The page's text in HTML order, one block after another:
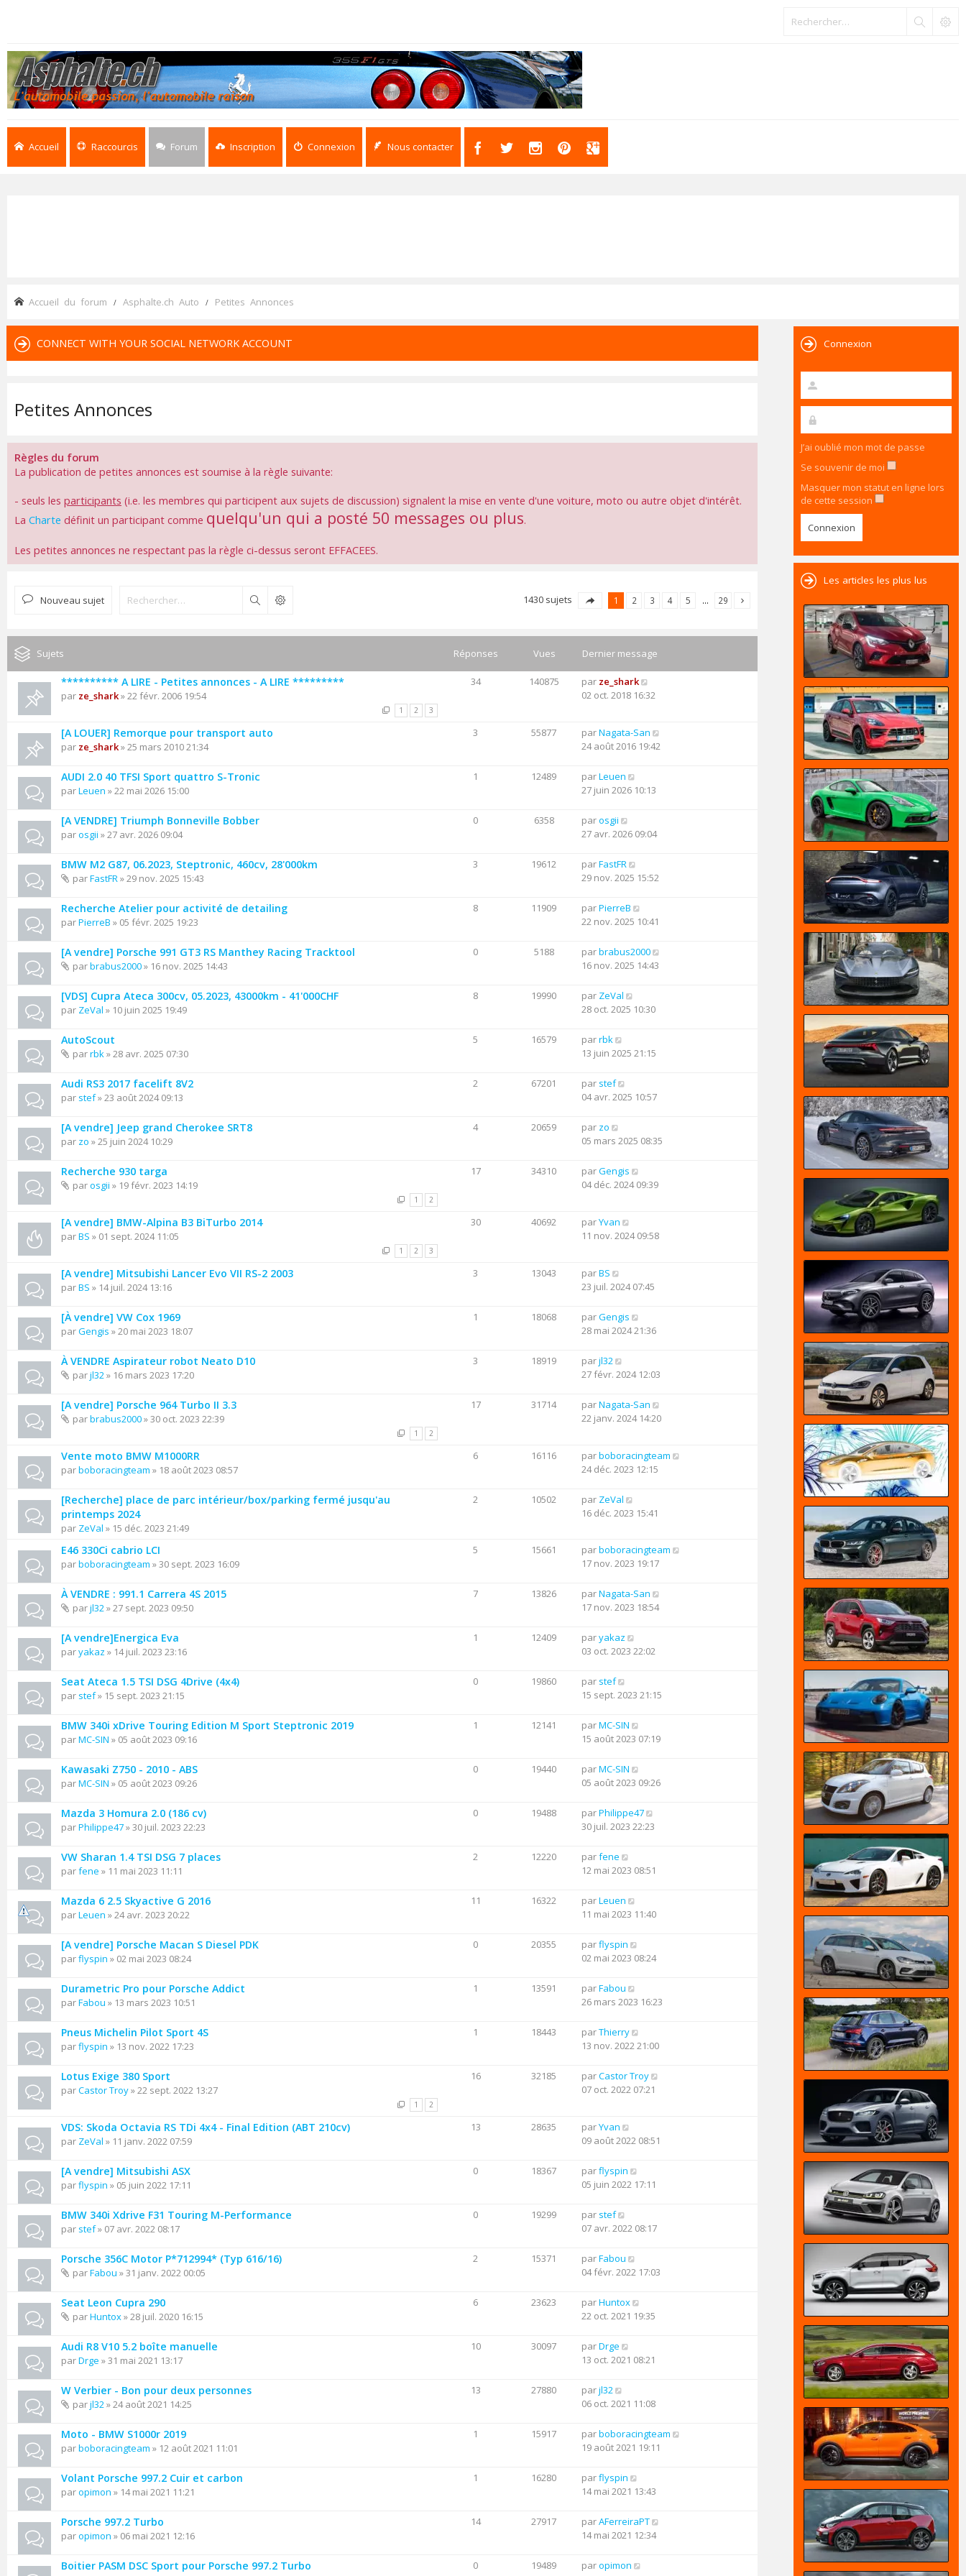
Accueil Raccourcis Forum Inscription Connexion Nous contacter
Accueil du forum Asphalte.ch Auto Petites Annonces
CONNECT WITH YOUR SOCIAL NETWORK ACCOUNT
Petites Annonces
Règles du forum
La publication de petites annonces est soumise à la règle suivante:
- seuls les participants (i.e. les membres qui participent aux sujets de discussion) signalent la mise en vente d'une voiture, moto ou autre objet d'intérêt.
La Charte définit un participant comme quelqu'un qui a posté 50 messages ou plus.
Les petites annonces ne respectant pas la règle ci-dessus seront EFFACEES.
Nouveau sujet Rechercher 1430 sujets 1 2 3 4 5 … 29
Sujets Réponses Vues Dernier message
********** A LIRE - Petites annonces - A LIRE *********
par ze_shark» 22 févr. 2006 19:54
1 2 3
34 140875 par ze_shark
02 oct. 2018 16:32
[A LOUER] Remorque pour transport auto
par ze_shark» 25 mars 2010 21:34
3 55877 parNagata-San
24 août 2016 19:42
AUDI 2.0 40 TFSI Sport quattro S-Tronic
parLeuen » 22 mai 2026 15:00
1 12489 parLeuen
27 juin 2026 10:13
[A VENDRE] Triumph Bonneville Bobber
parosgii » 27 avr. 2026 09:04
0 6358 parosgii
27 avr. 2026 09:04
BMW M2 G87, 06.2023, Steptronic, 460cv, 28'000km
parFastFR» 29 nov. 2025 15:43
3 19612 parFastFR
29 nov. 2025 15:52
Recherche Atelier pour activité de detailing
parPierreB » 05 févr. 2025 19:23
8 11909 parPierreB
22 nov. 2025 10:41
[A vendre] Porsche 991 GT3 RS Manthey Racing Tracktool
parbrabus2000» 16 nov. 2025 14:43
0 5188 parbrabus2000
16 nov. 2025 14:43
[VDS] Cupra Ateca 300cv, 05.2023, 43000km - 41'000CHF
par ZeVal » 10 juin 2025 19:49
8 19990 par ZeVal
28 oct. 2025 10:30
AutoScout
parrbk» 28 avr. 2025 07:30
5 16579 parrbk
13 juin 2025 21:15
Audi RS3 2017 facelift 8V2
par stef» 23 août 2024 09:13
2 67201 par stef
04 avr. 2025 10:57
[A vendre] Jeep grand Cherokee SRT8
par zo » 25 juin 2024 10:29
4 20659 par zo
05 mars 2025 08:35
Recherche 930 targa
parosgii » 19 févr. 2023 14:19
1 2
17 34310 parGengis
04 déc. 2024 09:39
[A vendre] BMW-Alpina B3 BiTurbo 2014
parBS » 01 sept. 2024 11:05
1 2 3
30 40692 parYvan
11 nov. 2024 09:58
[A vendre] Mitsubishi Lancer Evo VII RS-2 2003
parBS » 14 juil. 2024 13:16
3 13043 parBS
23 juil. 2024 07:45
[À vendre] VW Cox 1969
parGengis » 20 mai 2023 18:07
1 18068 parGengis
28 mai 2024 21:36
À VENDRE Aspirateur robot Neato D10
parjl32» 16 mars 2023 17:20
3 18919 parjl32
27 févr. 2024 12:03
[A vendre] Porsche 964 Turbo II 3.3
parbrabus2000» 30 oct. 2023 22:39
1 2
17 31714 parNagata-San
22 janv. 2024 14:20
Vente moto BMW M1000RR
parboboracingteam » 18 août 2023 08:57
6 16116 parboboracingteam
24 déc. 2023 12:15
[Recherche] place de parc intérieur/box/parking fermé jusqu'au
printemps 2024
par ZeVal » 15 déc. 2023 21:49
2 10502 par ZeVal
16 déc. 2023 15:41
E46 330Ci cabrio LCI
parboboracingteam » 30 sept. 2023 16:09
5 15661 parboboracingteam
17 nov. 2023 19:17
À VENDRE : 991.1 Carrera 4S 2015
parjl32» 27 sept. 2023 09:50
7 13826 parNagata-San
17 nov. 2023 18:54
[A vendre]Energica Eva
paryakaz » 14 juil. 2023 23:16
1 12409 paryakaz
03 oct. 2023 22:02
Seat Ateca 1.5 TSI DSG 4Drive (4x4)
par stef» 15 sept. 2023 21:15
0 19860 par stef
15 sept. 2023 21:15
BMW 340i xDrive Touring Edition M Sport Steptronic 2019
parMC-SIN » 05 août 2023 09:16
1 12141 parMC-SIN
15 août 2023 07:19
Kawasaki Z750 - 2010 - ABS
parMC-SIN » 05 août 2023 09:26
0 19440 parMC-SIN
05 août 2023 09:26
Mazda 3 Homura 2.0 (186 cv)
parPhilippe47» 30 juil. 2023 22:23
0 19488 parPhilippe47
30 juil. 2023 22:23
VW Sharan 1.4 TSI DSG 7 places
parfene » 11 mai 2023 11:11
2 12220 parfene
12 mai 2023 08:51
Mazda 6 2.5 Skyactive G 2016
parLeuen » 24 avr. 2023 20:22
11 16322 parLeuen
11 mai 2023 11:40
[A vendre] Porsche Macan S Diesel PDK
parflyspin » 02 mai 2023 08:24
0 20355 parflyspin
02 mai 2023 08:24
Durametric Pro pour Porsche Addict
parFabou » 13 mars 2023 10:51
1 13591 parFabou
26 mars 2023 16:23
Pneus Michelin Pilot Sport 4S
parflyspin » 13 nov. 2022 17:23
1 18443 parThierry
13 nov. 2022 21:00
Lotus Exige 380 Sport
parCastor Troy» 22 sept. 2022 13:27
1 2
16 32185 parCastor Troy
07 oct. 2022 07:21
VDS: Skoda Octavia RS TDi 4x4 - Final Edition (ABT 210cv)
par ZeVal » 11 janv. 2022 07:59
13 28635 parYvan
09 août 2022 08:51
[A vendre] Mitsubishi ASX
parflyspin » 05 juin 2022 17:11
0 18367 parflyspin
05 juin 2022 17:11
BMW 340i Xdrive F31 Touring M-Performance
par stef» 07 avr. 2022 08:17
0 19299 par stef
07 avr. 2022 08:17
Porsche 356C Motor P*712994* (Typ 616/16)
parFabou » 31 janv. 2022 00:05
2 15371 parFabou
04 févr. 2022 17:03
Seat Leon Cupra 290
parHuntox» 28 juil. 2020 16:15
6 23623 parHuntox
22 oct. 2021 19:35
Audi R8 V10 5.2 boîte manuelle
parDrge » 31 mai 2021 13:17
10 30097 parDrge
13 oct. 2021 08:21
W Verbier - Bon pour deux personnes
parjl32» 24 août 2021 14:25
13 27880 parjl32
06 oct. 2021 11:08
Moto - BMW S1000r 2019
parboboracingteam » 12 août 2021 11:01
1 15917 parboboracingteam
19 août 2021 19:11
Volant Porsche 997.2 Cuir et carbon
paropimon » 14 mai 2021 11:21
1 16280 parflyspin
14 mai 2021 13:43
Porsche 997.2 Turbo
paropimon » 06 mai 2021 12:16
14 27917 parAFerreiraPT
14 mai 2021 12:34
Boitier PASM DSC Sport pour Porsche 997.2 Turbo 0 19489 paropimon
Connexion
J’ai oublié mon mot de passe
Se souvenir de moi
Masquer mon statut en ligne lors
de cette session
Les articles les plus lus